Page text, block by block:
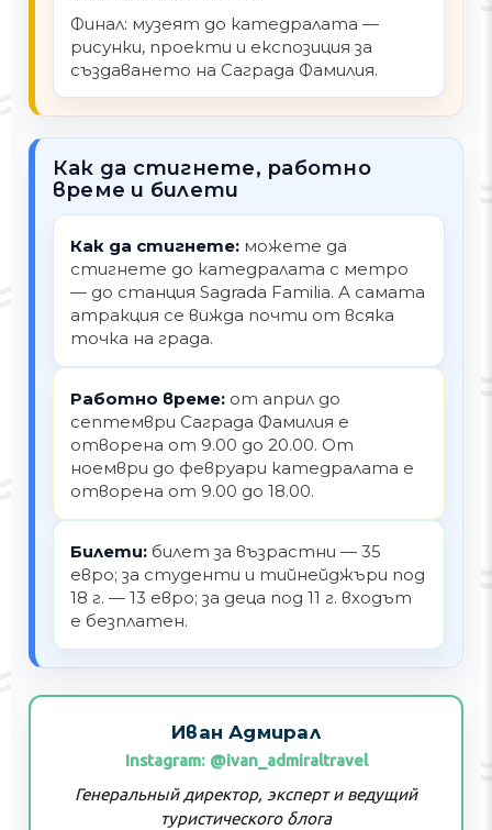
Финал: музеят до катедралата —
рисунки, проекти и експозиция за
създаването на Саграда Фамилия.
Как да стигнете, работно
време и билети
Как да стигнете: можете да
стигнете до катедралата с метро
— до станция Sagrada Familia. А самата
атракция се вижда почти от всяка
точка на града.
Работно време: от април до
септември Саграда Фамилия е
отворена от 9.00 до 20.00. От
ноември до февруари катедралата е
отворена от 9.00 до 18.00.
Билети: билет за възрастни — 35
евро; за студенти и тийнейджъри под
18 г. — 13 евро; за деца под 11 г. входът
е безплатен.
Иван Адмирал
Instagram: @ivan_admiraltravel
Генеральный директор, эксперт и ведущий
туристического блога